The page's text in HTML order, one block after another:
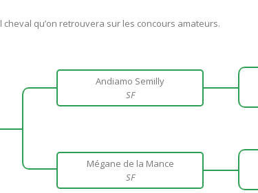
qu’on retrouvera sur les concours amateurs.
Andiamo Semilly
SF
Mégane de la Mance
SF